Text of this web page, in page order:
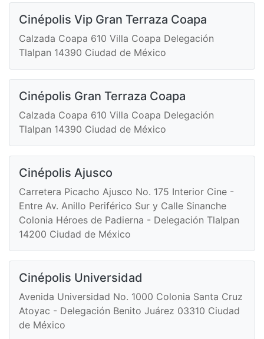
Cinépolis Vip Gran Terraza Coapa
Calzada Coapa 610 Villa Coapa Delegación
Tlalpan 14390 Ciudad de México
Cinépolis Gran Terraza Coapa
Calzada Coapa 610 Villa Coapa Delegación
Tlalpan 14390 Ciudad de México
Cinépolis Ajusco
Carretera Picacho Ajusco No. 175 Interior Cine -
Entre Av. Anillo Periférico Sur y Calle Sinanche
Colonia Héroes de Padierna - Delegación Tlalpan
14200 Ciudad de México
Cinépolis Universidad
Avenida Universidad No. 1000 Colonia Santa Cruz
Atoyac - Delegación Benito Juárez 03310 Ciudad
de México